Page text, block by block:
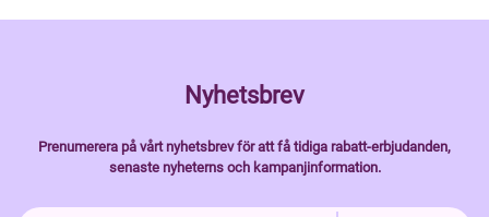
Nyhetsbrev
Prenumerera på vårt nyhetsbrev för att få tidiga rabatt-erbjudanden,
senaste nyheterns och kampanjinformation.